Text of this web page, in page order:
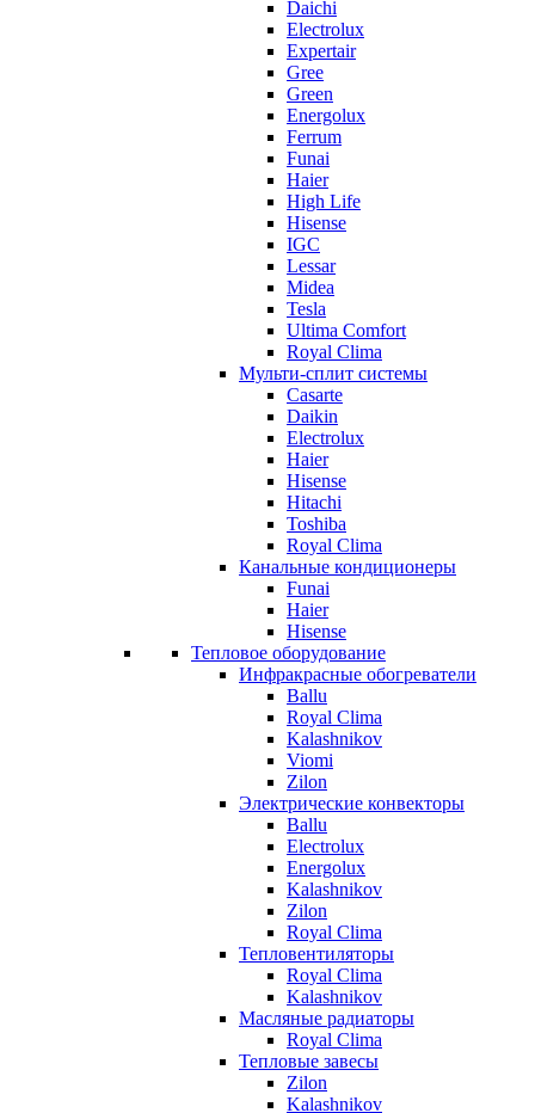
Daichi
Electrolux
Expertair
Gree
Green
Energolux
Ferrum
Funai
Haier
High Life
Hisense
IGC
Lessar
Midea
Tesla
Ultima Comfort
Royal Clima
Мульти-сплит системы
Casarte
Daikin
Electrolux
Haier
Hisense
Hitachi
Toshiba
Royal Clima
Канальные кондиционеры
Funai
Haier
Hisense
Тепловое оборудование
Инфракрасные обогреватели
Ballu
Royal Clima
Kalashnikov
Viomi
Zilon
Электрические конвекторы
Ballu
Electrolux
Energolux
Kalashnikov
Zilon
Royal Clima
Тепловентиляторы
Royal Clima
Kalashnikov
Масляные радиаторы
Royal Clima
Тепловые завесы
Zilon
Kalashnikov